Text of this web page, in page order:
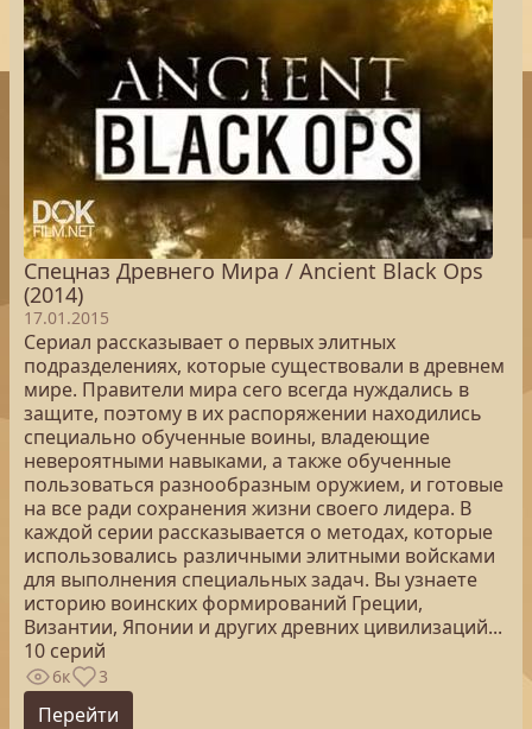
Спецназ Древнего Мира / Ancient Black Ops
(2014)
17.01.2015
Сериал рассказывает о первых элитных
подразделениях, которые существовали в древнем
мире. Правители мира сего всегда нуждались в
защите, поэтому в их распоряжении находились
специально обученные воины, владеющие
невероятными навыками, а также обученные
пользоваться разнообразным оружием, и готовые
на все ради сохранения жизни своего лидера. В
каждой серии рассказывается о методах, которые
использовались различными элитными войсками
для выполнения специальных задач. Вы узнаете
историю воинских формирований Греции,
Византии, Японии и других древних цивилизаций...
10 серий
6к 3
Перейти